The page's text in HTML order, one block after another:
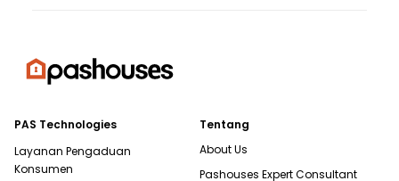
PAS Technologies
Layanan Pengaduan
Konsumen
Tentang
About Us
Pashouses Expert Consultant